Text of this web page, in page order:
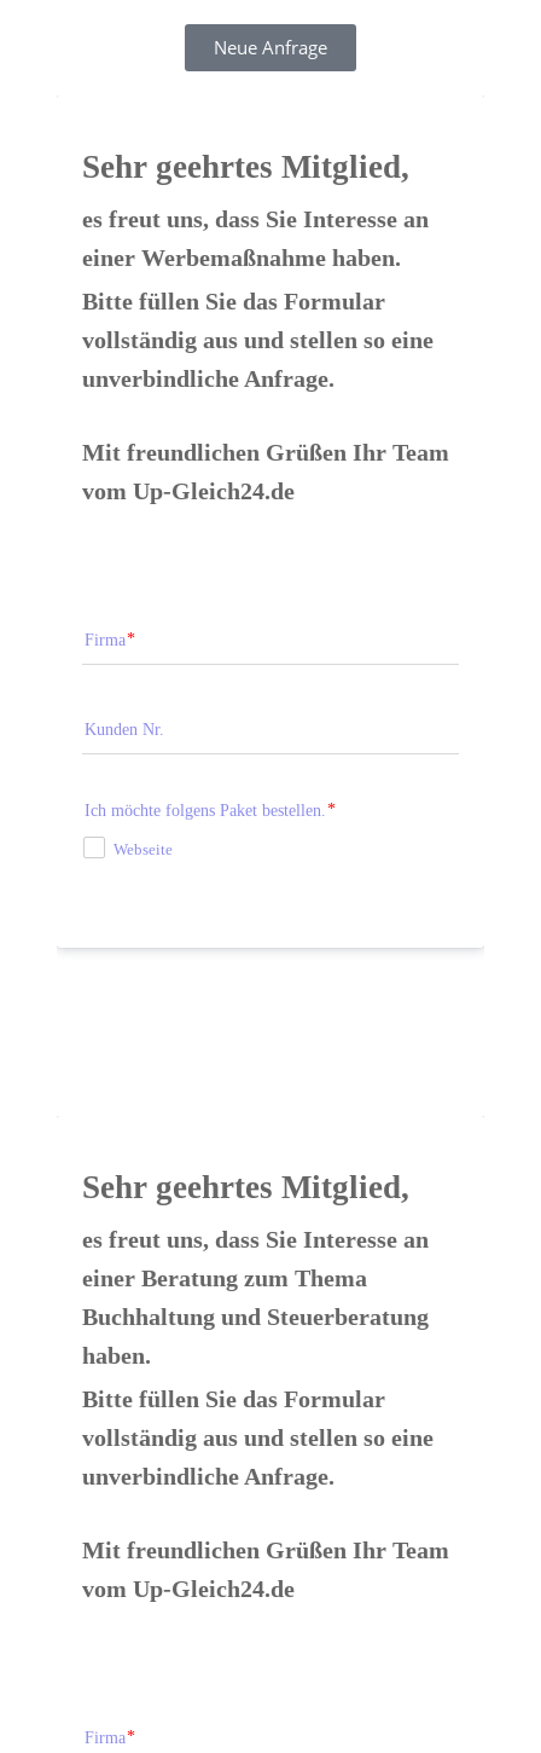
Neue Anfrage
Sehr geehrtes Mitglied,
es freut uns, dass Sie Interesse an
einer ​Werbemaßnahme haben.
Bitte füllen Sie das Formular
vollständig aus und stellen so eine
unverbindliche Anfrage.
Mit freundlichen Grüßen Ihr Team
vom Up-Gleich24.de
Firma
Kunden Nr.
Ich möchte folgens Paket bestellen.
Webseite
Sehr geehrtes Mitglied,
es freut uns, dass Sie Interesse an
einer ​Beratung zum Thema
Buchhaltung und Steuerberatung
haben.
Bitte füllen Sie das Formular
vollständig aus und stellen so eine
unverbindliche Anfrage.
Mit freundlichen Grüßen Ihr Team
vom Up-Gleich24.de
Firma